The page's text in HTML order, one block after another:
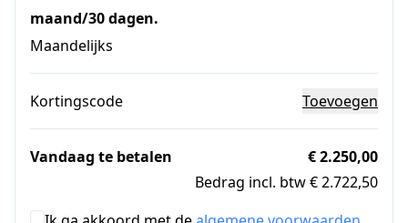
maand/30 dagen.
Maandelijks
Kortingscode Toevoegen
Vandaag te betalen
€ 2.250,00
Bedrag incl. btw € 2.722,50